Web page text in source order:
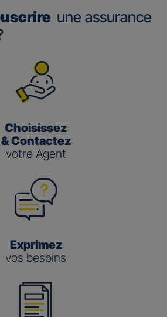
une assurance
Choisissez
& Contactez
votre Agent
Exprimez
vos besoins